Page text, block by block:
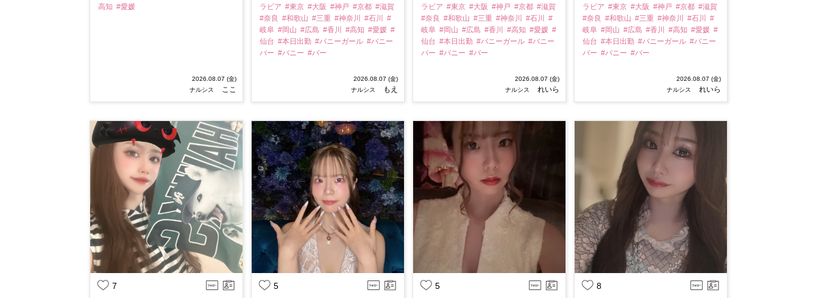
高知 #愛媛
2026.08.07 (金)
ナルシス
ここ
ラビア #東京 #大阪 #神戸 #京都 #滋賀
#奈良 #和歌山 #三重 #神奈川 #石川
#
岐阜 #岡山 #広島 #香川 #高知 #愛媛 #
仙台 #本日出勤 #バニーガール #バニー
バー #バニー #バー
2026.08.07 (金)
ナルシス
もえ
ラビア #東京 #大阪 #神戸 #京都 #滋賀
#奈良 #和歌山 #三重 #神奈川 #石川
#
岐阜 #岡山 #広島 #香川 #高知 #愛媛 #
仙台 #本日出勤 #バニーガール #バニー
バー #バニー #バー
2026.08.07 (金)
ナルシス
れいら
ラビア #東京 #大阪 #神戸 #京都 #滋賀
#奈良 #和歌山 #三重 #神奈川 #石川
#
岐阜 #岡山 #広島 #香川 #高知 #愛媛 #
仙台 #本日出勤 #バニーガール #バニー
バー #バニー #バー
2026.08.07 (金)
ナルシス
れいら
7 5 5 8